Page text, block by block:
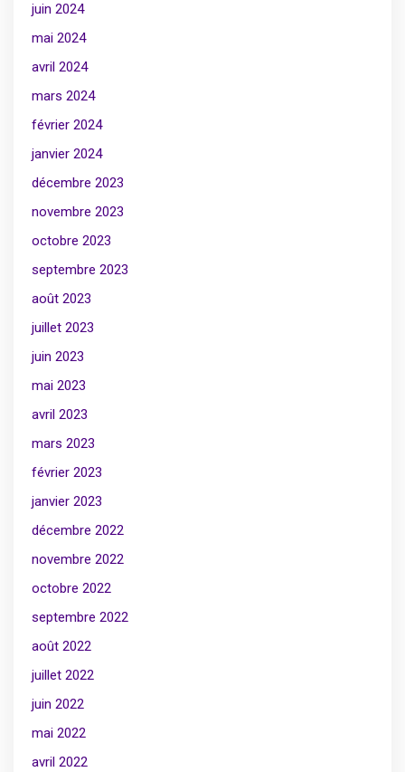
juin 2024
mai 2024
avril 2024
mars 2024
février 2024
janvier 2024
décembre 2023
novembre 2023
octobre 2023
septembre 2023
août 2023
juillet 2023
juin 2023
mai 2023
avril 2023
mars 2023
février 2023
janvier 2023
décembre 2022
novembre 2022
octobre 2022
septembre 2022
août 2022
juillet 2022
juin 2022
mai 2022
avril 2022